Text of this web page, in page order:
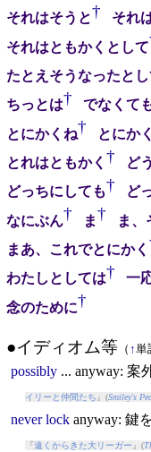
それはそうと† それ
それはともかくとして
たとえそうなったとし
ちっとは† でなくて
とにかくね† とにか
とれはともかく † ど
どっちにしても† ど
なにぶん† ま† ま、
まあ、これでとにかく
わたしとしては† 一
念のために†
●イディオム等（ ↑単
possibly... anyway: 案
イリーと仲間たち 』(Smiley's
never lock anyway: 鍵
『遠くからきた大リーガー 』(